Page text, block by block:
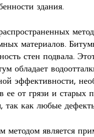
здания.
материалов.
стен подвала.
обладает
эффективности,
ее от грязи и старых
так как любые
методом является